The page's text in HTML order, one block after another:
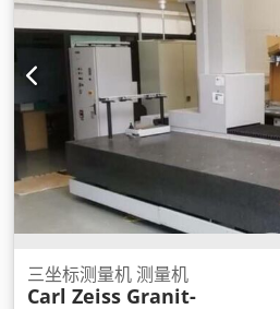
三坐标测量机 测量机
Carl Zeiss Granit-